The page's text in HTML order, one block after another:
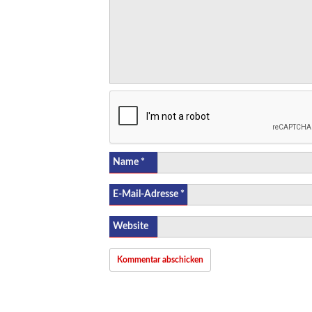
Name *
E-Mail-Adresse *
Website